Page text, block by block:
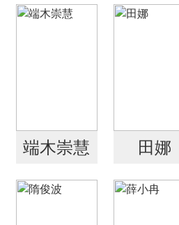
端木崇慧 田娜